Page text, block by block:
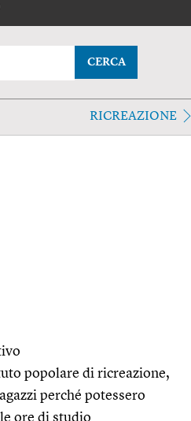
CERCA
RICREAZIONE
popolare di ricreazione,
perché potessero
ore di studio